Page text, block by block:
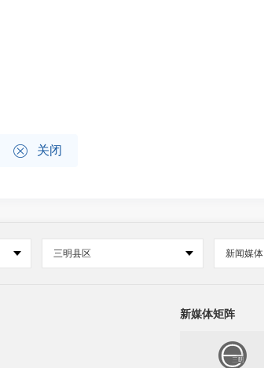
 关闭
三明县区 新闻媒体
新媒体矩阵